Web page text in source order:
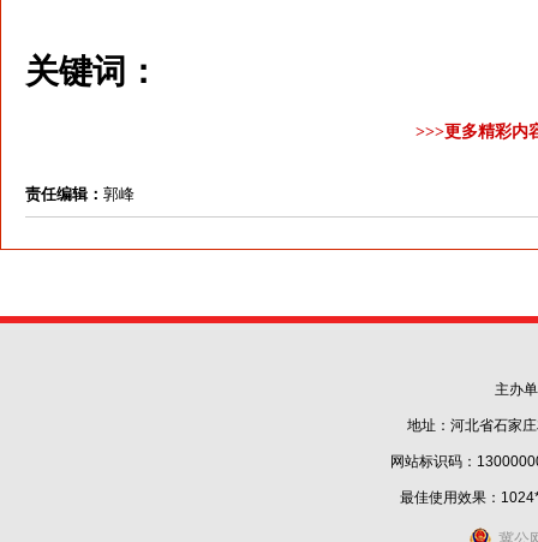
关键词：
>>>更多精彩内
责任编辑： 郭峰
主办
地址：河北省石家
网站标识码：
最佳使用效果：